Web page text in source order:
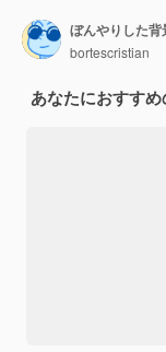
ぼんやりした
bortescristian
あなたにおすす